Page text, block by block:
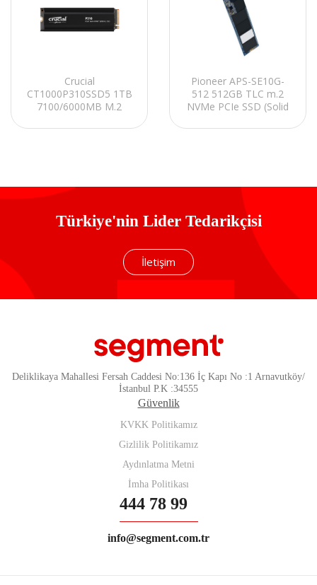
Crucial
CT1000P310SSD5 1TB
7100/6000MB M.2
Gen4.0x4 NVMe 2.0
Pioneer APS-SE10G-
512 512GB TLC m.2
NVMe PCIe SSD (Solid
Türkiye'nin Lider Tedarikçisi
İletişim
Deliklikaya Mahallesi Fersah Caddesi No:136 İç Kapı No :1 Arnavutköy/
İstanbul P.K :34555
Güvenlik
KVKK Politikamız
Gizlilik Politikamız
Aydınlatma Metni
İmha Politikası
444 78 99
info@segment.com.tr